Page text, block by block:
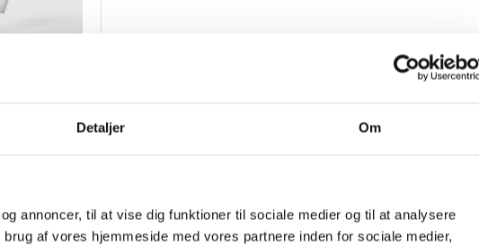
Detaljer Om
annoncer, til at vise dig funktioner til sociale medier og til at analysere
af vores hjemmeside med vores partnere inden for sociale medier,